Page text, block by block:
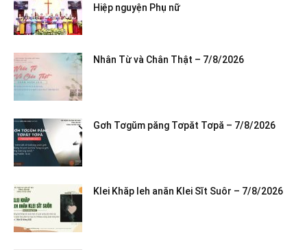
Hiệp nguyện Phụ nữ
Nhân Từ và Chân Thật – 7/8/2026
Gơh Tơgŭm păng Tơpăt Tơpă – 7/8/2026
Klei Khăp leh anăn Klei Sĭt Suôr – 7/8/2026